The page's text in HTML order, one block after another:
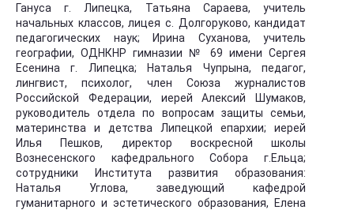
Гануса г. Липецка, Татьяна Сараева, учитель
начальных классов, лицея с. Долгоруково, кандидат
педагогических наук; Ирина Суханова, учитель
географии, ОДНКНР гимназии № 69 имени Сергея
Есенина г. Липецка; Наталья Чупрына, педагог,
лингвист, психолог, член Союза журналистов
Российской Федерации, иерей Алексий Шумаков,
руководитель отдела по вопросам защиты семьи,
материнства и детства Липецкой епархии; иерей
Илья Пешков, директор воскресной школы
Вознесенского кафедрального Собора г.Ельца;
сотрудники Института развития образования:
Наталья Углова, заведующий кафедрой
гуманитарного и эстетического образования, Елена